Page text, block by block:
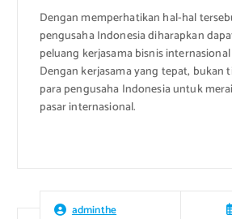
Dengan memperhatikan hal-hal
pengusaha Indonesia diharapkan
peluang kerjasama bisnis
Dengan kerjasama yang tepat, bukan
para pengusaha Indonesia untuk
pasar internasional.
adminthe